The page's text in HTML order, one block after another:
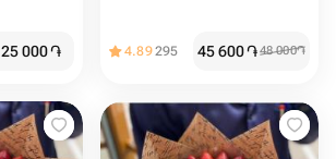
25 000֏ 4.89295 45 600֏48 000֏